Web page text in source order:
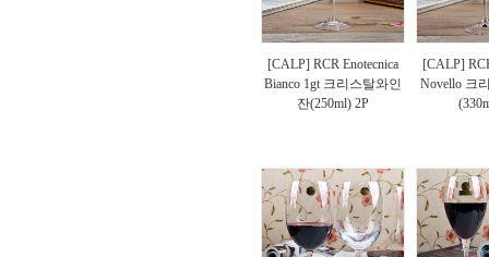
[CALP] RCR Enotecnica
Bianco 1gt 크리스탈와인
잔(250ml) 2P
[CALP]
Novello 크